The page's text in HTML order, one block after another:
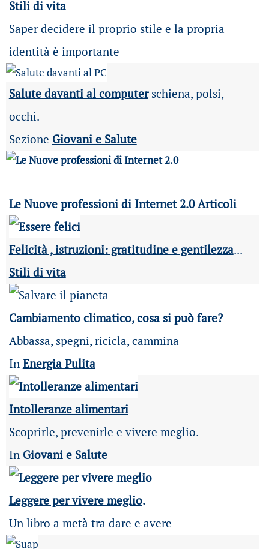
Stili di vita
Saper decidere il proprio stile e la propria
identità è importante
Salute davanti al computerschiena, polsi,
occhi.
Sezione Giovani e Salute
Le Nuove professioni di Internet 2.0 Articoli
Felicità , istruzioni: gratitudine e gentilezza...
Stili di vita
Cambiamento climatico, cosa si può fare?
Abbassa, spegni, ricicla, cammina
In Energia Pulita
Intolleranze alimentari
Scoprirle, prevenirle e vivere meglio.
In Giovani e Salute
Leggere per vivere meglio.
Un libro a metà tra dare e avere